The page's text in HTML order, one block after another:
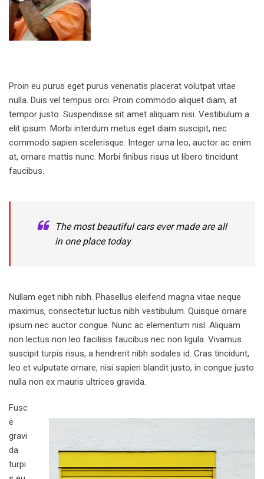
Proin eu purus eget purus venenatis placerat volutpat vitae
nulla. Duis vel tempus orci. Proin commodo aliquet diam, at
tempor justo. Suspendisse sit amet aliquam nisi. Vestibulum a
elit ipsum. Morbi interdum metus eget diam suscipit, nec
commodo sapien scelerisque. Integer urna leo, auctor ac enim
at, ornare mattis nunc. Morbi finibus risus ut libero tincidunt
faucibus.
The most beautiful cars ever made are all
in one place today
Nullam eget nibh nibh. Phasellus eleifend magna vitae neque
maximus, consectetur luctus nibh vestibulum. Quisque ornare
ipsum nec auctor congue. Nunc ac elementum nisl. Aliquam
non lectus non leo facilisis faucibus nec non ligula. Vivamus
suscipit turpis risus, a hendrerit nibh sodales id. Cras tincidunt,
leo et vulputate ornare, nisi sapien blandit justo, in congue justo
nulla non ex mauris ultrices gravida.
Fusc
e
gravi
da
turpi